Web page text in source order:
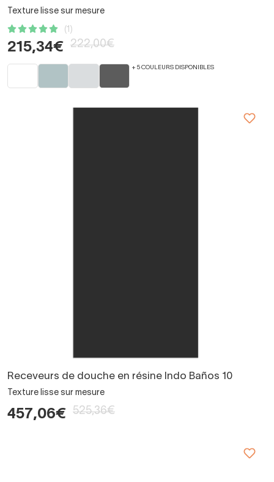
Texture lisse sur mesure
(1)
215,34€ 222,00€
+ 5 COULEURS DISPONIBLES
Receveurs de douche en résine Indo Baños 10
Texture lisse sur mesure
457,06€ 525,36€